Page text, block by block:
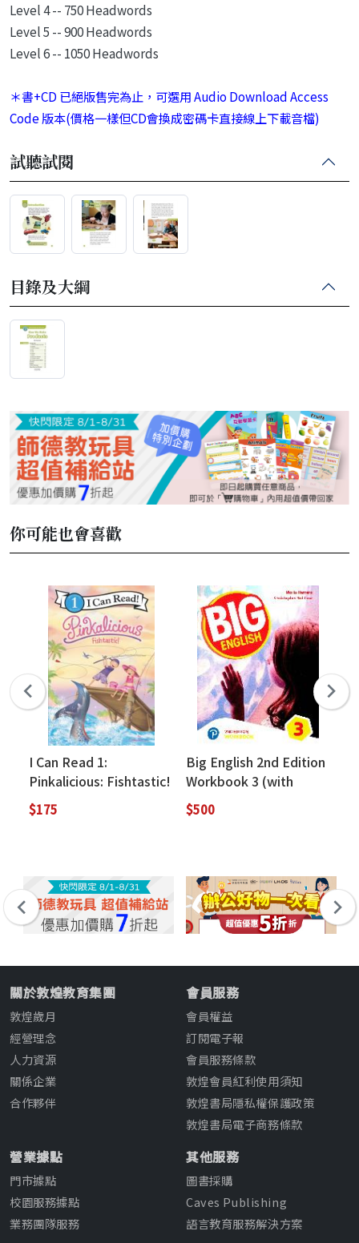
Level 4 -- 750 Headwords
Level 5 -- 900 Headwords
Level 6 -- 1050 Headwords
＊書+CD 已絕版售完為止，可選用 Audio Download Access
Code 版本(價格一樣但CD會換成密碼卡直接線上下載音檔)
試聽試閱
目錄及大綱
你可能也會喜歡
I Can Read 1:
Pinkalicious: Fishtastic!
$175
Big English 2nd Edition
Workbook 3 (with
Audio CD)
$500
關於敦煌教育集團
敦煌歲月
經營理念
人力資源
關係企業
合作夥伴
會員服務
會員權益
訂閱電子報
會員服務條款
敦煌會員紅利使用須知
敦煌書局隱私權保護政策
敦煌書局電子商務條款
營業據點
門市據點
校園服務據點
業務團隊服務
其他服務
圖書採購
Caves Publishing
語言教育服務解決方案